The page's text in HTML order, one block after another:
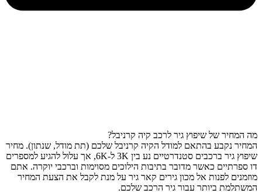
מה המחיר של שיפוץ גיר לרכב קיה קרניבל?
המחיר נקבע בהתאם למודל הקיה קרניבל שלכם (תת מודל, שנתון). מחיר
שיפוץ גיר ברכבים סטנדרטיים נע בין 3K ל-6K, אך עלול להגיע למספרים
דו ספרתיים כאשר מדובר בתיבות הילוכים מסוימות וברכבי יוקרה. אתם
מוזמנים לפנות אל מכון גירים קאר גיר על מנת לקבל את הצעת המחיר
המשתלמת ביותר עבור גיר הרכב שלכם.